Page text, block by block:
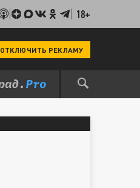
18+
ОТКЛЮЧИТЬ РЕКЛАМУ